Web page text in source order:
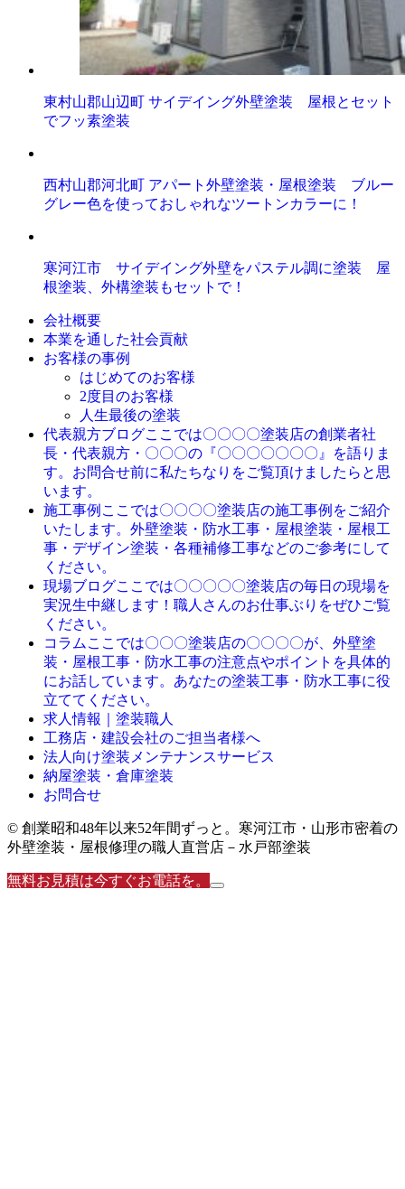
東村山郡山辺町 サイデイング外壁塗装 屋根とセット
でフッ素塗装
西村山郡河北町 アパート外壁塗装・屋根塗装 ブルー
グレー色を使っておしゃれなツートンカラーに！
寒河江市 サイデイング外壁をパステル調に塗装 屋
根塗装、外構塗装もセットで！
会社概要
本業を通した社会貢献
お客様の事例
はじめてのお客様
2度目のお客様
人生最後の塗装
代表親方ブログここでは〇〇〇〇塗装店の創業者社
長・代表親方・〇〇〇の『〇〇〇〇〇〇〇』を語りま
す。お問合せ前に私たちなりをご覧頂けましたらと思
います。
施工事例 ここでは〇〇〇〇塗装店の施工事例をご紹介
いたします。外壁塗装・防水工事・屋根塗装・屋根工
事・デザイン塗装・各種補修工事などのご参考にして
ください。
現場ブログここでは〇〇〇〇〇塗装店の毎日の現場を
実況生中継します！職人さんのお仕事ぶりをぜひご覧
ください。
コラム ここでは〇〇〇塗装店の〇〇〇〇が、外壁塗
装・屋根工事・防水工事の注意点やポイントを具体的
にお話しています。あなたの塗装工事・防水工事に役
立ててください。
求人情報｜塗装職人
工務店・建設会社のご担当者様へ
法人向け塗装メンテナンスサービス
納屋塗装・倉庫塗装
お問合せ
© 創業昭和48年以来52年間ずっと。寒河江市・山形市密着の
外壁塗装・屋根修理の職人直営店－水戸部塗装
無料お見積は今すぐお電話を。